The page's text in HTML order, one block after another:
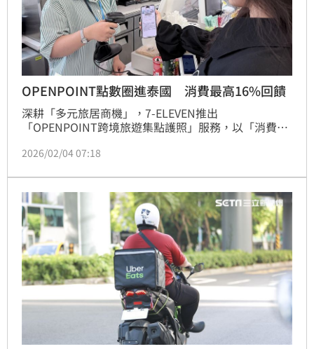
OPENPOINT點數圈進泰國 消費最高16%回饋
深耕「多元旅居商機」，7-ELEVEN推出
「OPENPOINT跨境旅遊集點護照」服務，以「消費享
除日本、菲律賓已有合作據點使用，自即日起再開通泰
15,000家7-ELEVEN消費都能累點，不用手動轉點數，
系統次月就會自動轉換成OPENPOINT，再搭配中國信
託 uniopen聯名卡消費最高
2026/02/04 07:18